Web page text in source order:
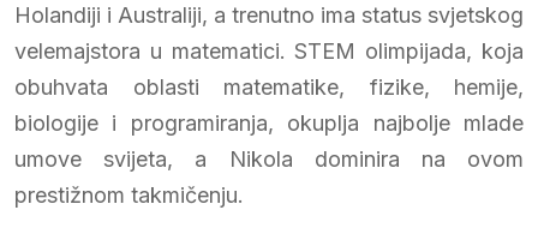
Holandiji i Australiji, a trenutno ima status svjetskog
velemajstora u matematici. STEM olimpijada, koja
obuhvata oblasti matematike, fizike, hemije,
biologije i programiranja, okuplja najbolje mlade
umove svijeta, a Nikola dominira na ovom
prestižnom takmičenju.